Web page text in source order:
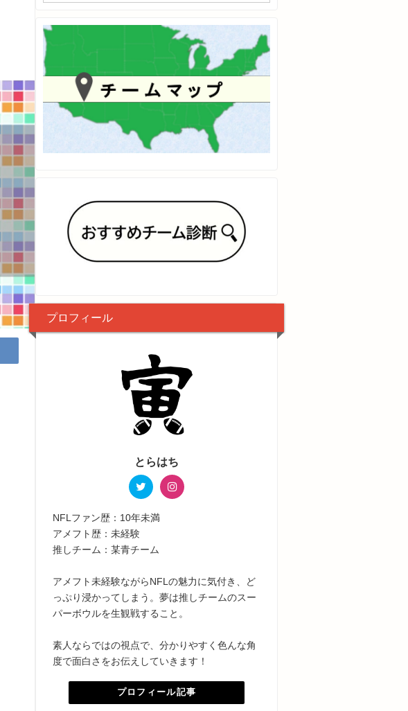
プロフィール
とらはち
NFLファン歴：10年未満
アメフト歴：未経験
推しチーム：某青チーム
アメフト未経験ながらNFLの魅力に気付き、ど
っぷり浸かってしまう。夢は推しチームのスー
パーボウルを生観戦すること。
素人ならではの視点で、分かりやすく色んな角
度で面白さをお伝えしていきます！
プロフィール記事